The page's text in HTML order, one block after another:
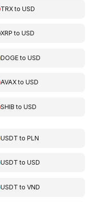
TRXtoUSD
XRP toUSD
DOGEtoUSD
AVAXtoUSD
SHIB toUSD
USDT toPLN
USDT toUSD
USDT toVND